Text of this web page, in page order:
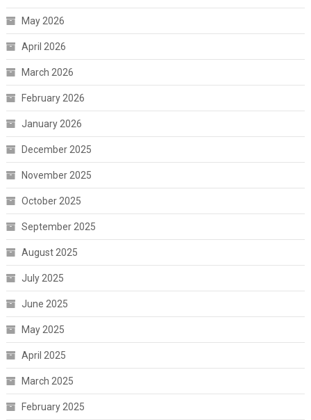
May 2026
April 2026
March 2026
February 2026
January 2026
December 2025
November 2025
October 2025
September 2025
August 2025
July 2025
June 2025
May 2025
April 2025
March 2025
February 2025